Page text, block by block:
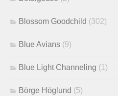
Blossom Goodchild (302)
Blue Avians (9)
Blue Light Channeling (1)
Börge Höglund (5)